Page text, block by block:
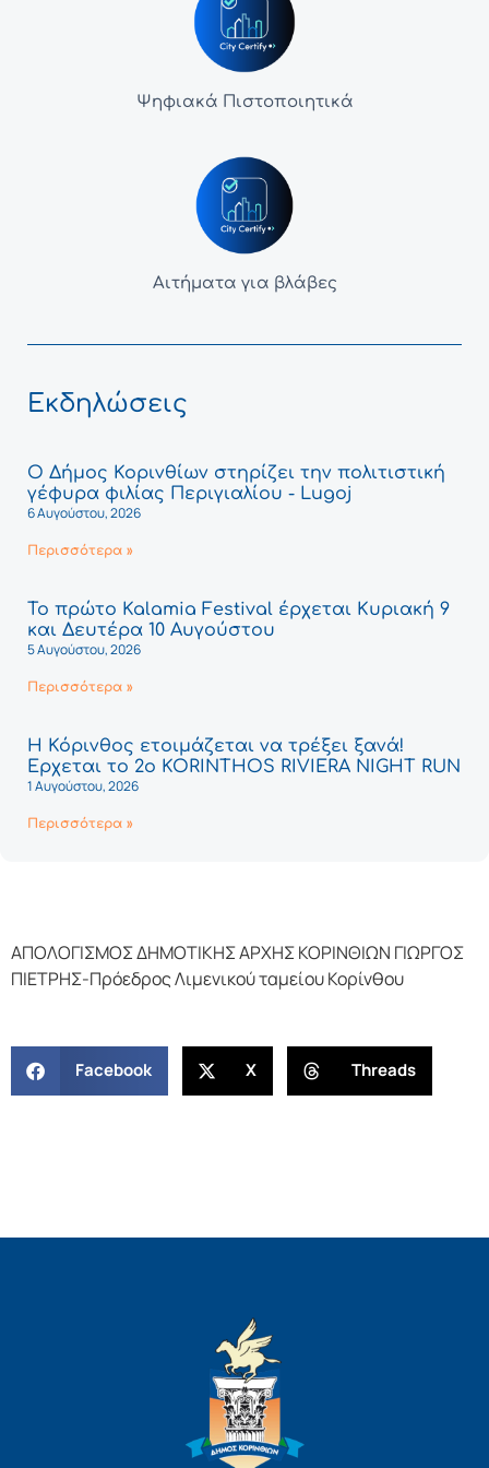
Ψηφιακά Πιστοποιητικά
Αιτήματα για βλάβες
Εκδηλώσεις
Ο Δήμος Κορινθίων στηρίζει την πολιτιστική
γέφυρα φιλίας Περιγιαλίου - Lugoj
6 Αυγούστου, 2026
Περισσότερα »
Το πρώτο Kalamia Festival έρχεται Κυριακή 9
και Δευτέρα 10 Αυγούστου
5 Αυγούστου, 2026
Περισσότερα »
Η Κόρινθος ετοιμάζεται να τρέξει ξανά!
Έρχεται το 2ο KORINTHOS RIVIERA NIGHT RUN
1 Αυγούστου, 2026
Περισσότερα »
ΑΠΟΛΟΓΙΣΜΟΣ ΔΗΜΟΤΙΚΗΣ ΑΡΧΗΣ ΚΟΡΙΝΘΙΩΝ ΓΙΩΡΓΟΣ
ΠΙΕΤΡΗΣ-Πρόεδρος Λιμενικού ταμείου Κορίνθου
Facebook X Threads